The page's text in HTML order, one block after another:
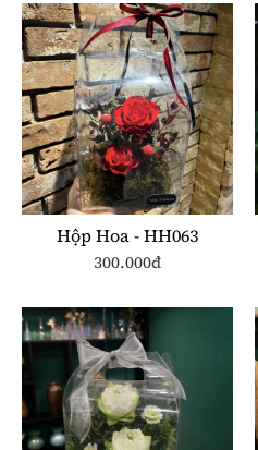
Hộp Hoa - HH063
300.000đ